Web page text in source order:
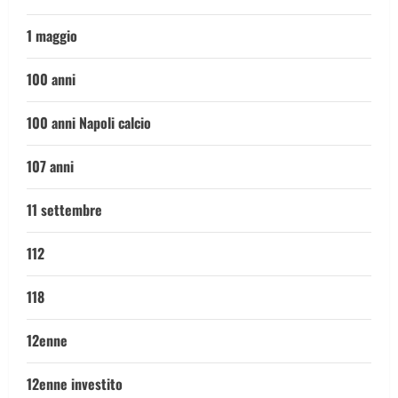
1 maggio
100 anni
100 anni Napoli calcio
107 anni
11 settembre
112
118
12enne
12enne investito